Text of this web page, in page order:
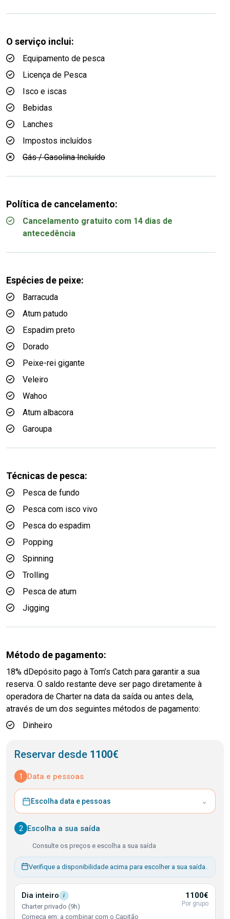
O serviço inclui:
Equipamento de pesca
Licença de Pesca
Isco e iscas
Bebidas
Lanches
Impostos incluídos
Gás / Gasolina Incluído
Política de cancelamento:
Cancelamento gratuito com 14 dias de
antecedência
Espécies de peixe:
Barracuda
Atum patudo
Espadim preto
Dorado
Peixe-rei gigante
Veleiro
Wahoo
Atum albacora
Garoupa
Técnicas de pesca:
Pesca de fundo
Pesca com isco vivo
Pesca do espadim
Popping
Spinning
Trolling
Pesca de atum
Jigging
Método de pagamento:
18% dDepósito pago à Tom’s Catch para garantir a sua
reserva. O saldo restante deve ser pago diretamente à
operadora de Charter na data da saída ou antes dela,
através de um dos seguintes métodos de pagamento:
Dinheiro
Reservar desde 1100€
1 Data e pessoas
Escolha data e pessoas ⌄
2 Escolha a sua saída
Consulte os preços e escolha a sua saída
Verifique a disponibilidade acima para escolher a sua saída.
Dia inteiro i
Charter privado (9h)
Começa em: a combinar com o Capitão
1100€
Por grupo